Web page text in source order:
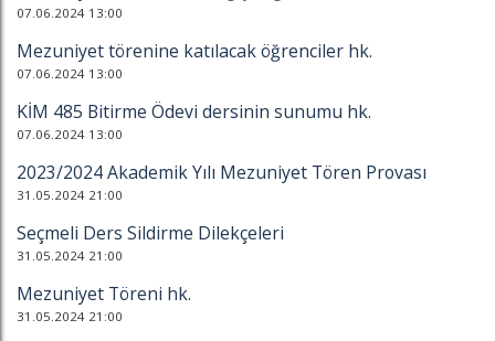
07.06.2024 13:00
Mezuniyet törenine katılacak öğrenciler hk.
07.06.2024 13:00
KİM 485 Bitirme Ödevi dersinin sunumu hk.
07.06.2024 13:00
2023/2024 Akademik Yılı Mezuniyet Tören Provası
31.05.2024 21:00
Seçmeli Ders Sildirme Dilekçeleri
31.05.2024 21:00
Mezuniyet Töreni hk.
31.05.2024 21:00